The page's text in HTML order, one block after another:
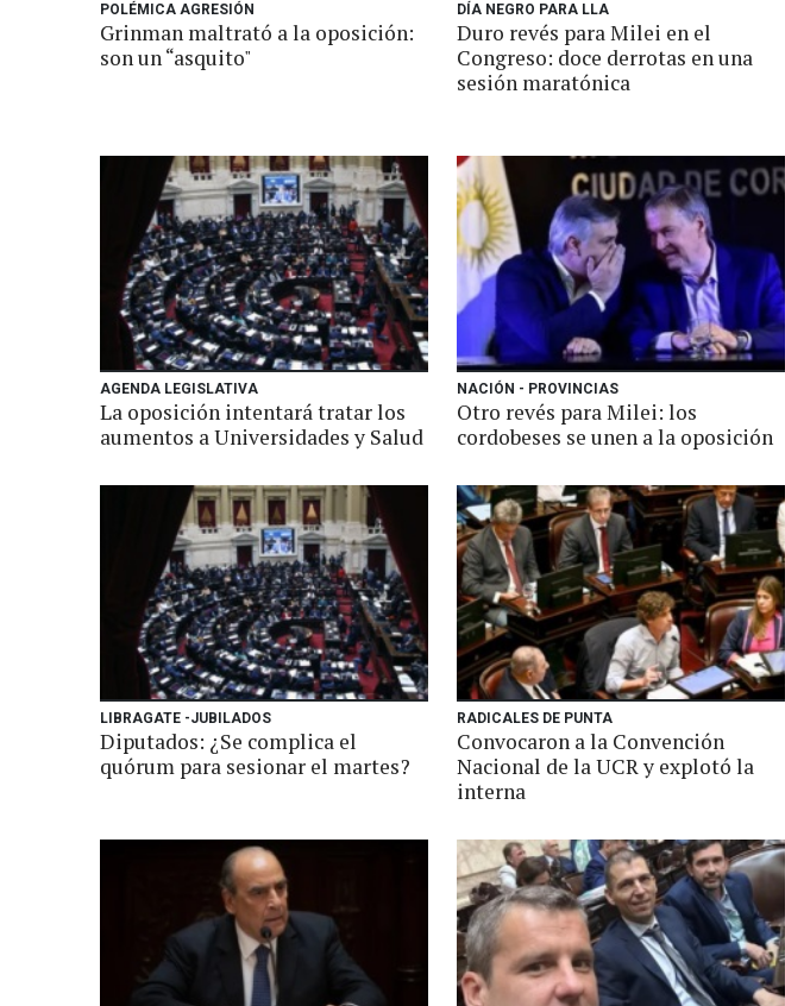
POLÉMICA AGRESIÓN
Grinman maltrató a la oposición:
son un “asquito"
DÍA NEGRO PARA LLA
Duro revés para Milei en el
Congreso: doce derrotas en una
sesión maratónica
AGENDA LEGISLATIVA
La oposición intentará tratar los
aumentos a Universidades y Salud
NACIÓN - PROVINCIAS
Otro revés para Milei: los
cordobeses se unen a la oposición
LIBRAGATE -JUBILADOS
Diputados: ¿Se complica el
quórum para sesionar el martes?
RADICALES DE PUNTA
Convocaron a la Convención
Nacional de la UCR y explotó la
interna